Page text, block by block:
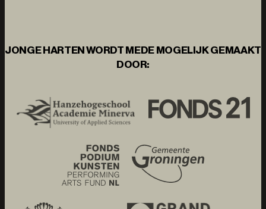
JONGE HARTEN WORDT MEDE MOGELIJK GEMAAKT
DOOR: